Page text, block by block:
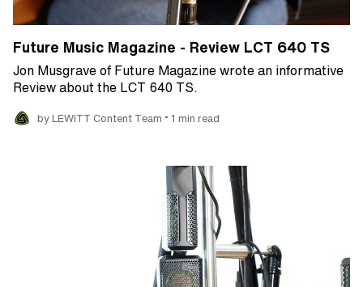
Future Music Magazine - Review LCT 640 TS
Jon Musgrave of Future Magazine wrote an informative
Review about the LCT 640 TS.
by LEWITT Content Team • 1 min read